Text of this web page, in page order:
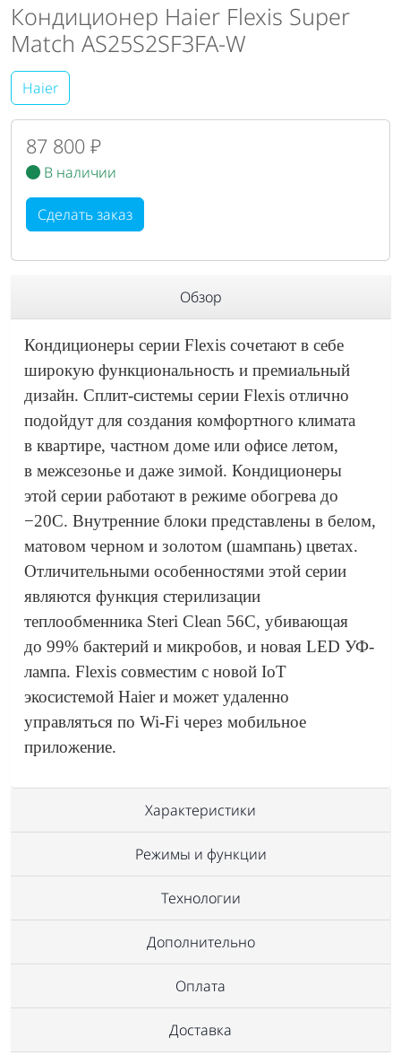
Кондиционер Haier Flexis Super
Match AS25S2SF3FA-W
Haier
87 800 ₽
В наличии
Сделать заказ
Обзор
Кондиционеры серии Flexis сочетают в себе
широкую функциональность и премиальный
дизайн. Сплит-системы серии Flexis отлично
подойдут для создания комфортного климата
в квартире, частном доме или офисе летом,
в межсезонье и даже зимой. Кондиционеры
этой серии работают в режиме обогрева до
−20С. Внутренние блоки представлены в белом,
матовом черном и золотом (шампань) цветах.
Отличительными особенностями этой серии
являются функция стерилизации
теплообменника Steri Clean 56C, убивающая
до 99% бактерий и микробов, и новая LED УФ-
лампа. Flexis совместим с новой IoT
экосистемой Haier и может удаленно
управляться по Wi-Fi через мобильное
приложение.
Характеристики
Режимы и функции
Технологии
Дополнительно
Оплата
Доставка